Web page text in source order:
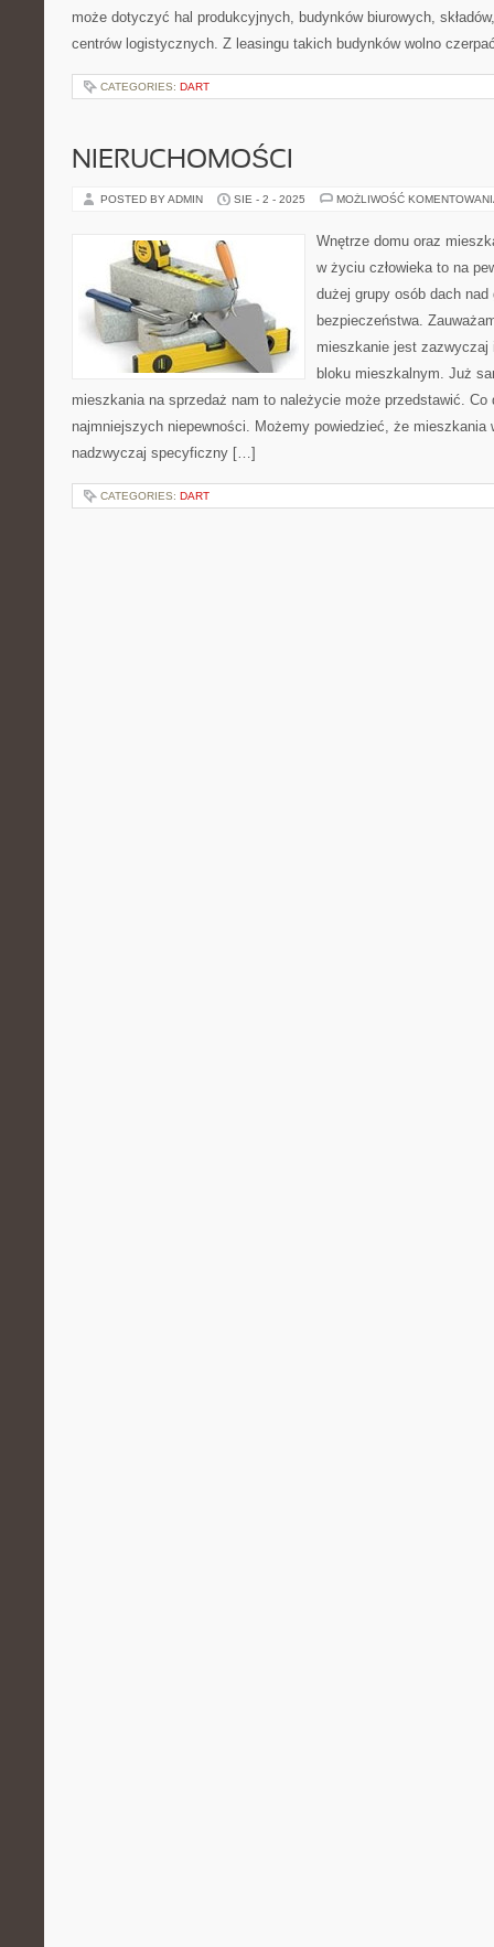
może dotyczyć hal produkcyjnych, budynków biurowych,
centrów logistycznych. Z leasingu takich budynków wolno
CATEGORIES: DART
NIERUCHOMOŚCI
POSTED BY ADMIN SIE - 2 - 2025 MOŻLIWOŚĆ
Wnętrze domu oraz
w życiu człowieka to na
dużej grupy osób dach nad
bezpieczeństwa.
mieszkanie jest
bloku mieszkalnym. Już
mieszkania na sprzedaż nam to należycie może przedstawić. Co
najmniejszych niepewności. Możemy powiedzieć, że mieszkania
nadzwyczaj specyficzny […]
CATEGORIES: DART